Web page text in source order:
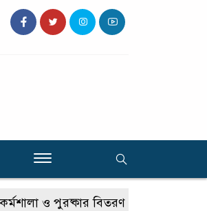
ও পুরষ্কার বিতরণ টাঙ্গাইলে নিহত